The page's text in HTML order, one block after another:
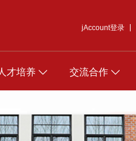
jAccount登录
才培养 交流合作